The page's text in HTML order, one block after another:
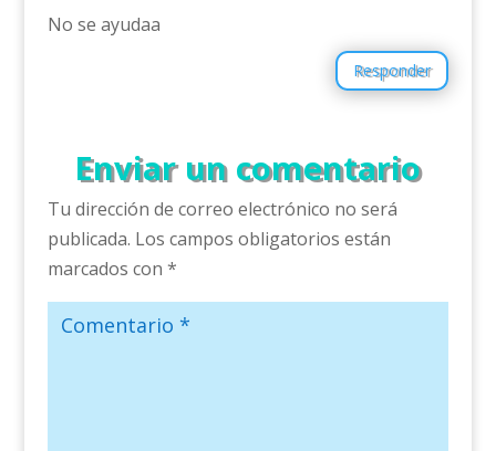
No se ayudaa
Responder
Enviar un comentario
Tu dirección de correo electrónico no será
publicada. Los campos obligatorios están
marcados con *